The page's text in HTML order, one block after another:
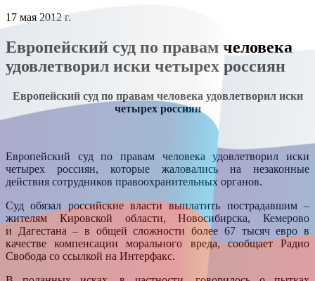
17 мая 2012 г.
Европейский суд по правам человека
удовлетворил иски четырех россиян
Европейский суд по правам человека удовлетворил иски
четырех россиян
Европейский суд по правам человека удовлетворил иски
четырех россиян, которые жаловались на незаконные
действия сотрудников правоохранительных органов.
Суд обязал российские власти выплатить пострадавшим –
жителям Кировской области, Новосибирска, Кемерово
и Дагестана – в общей сложности более 67 тысяч евро в
качестве компенсации морального вреда, сообщает Радио
Свобода со ссылкой на Интерфакс.